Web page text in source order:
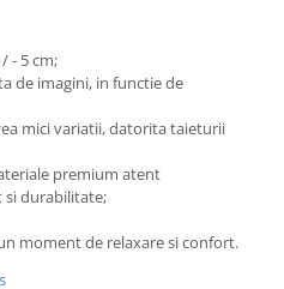
- 5 cm;
de imagini, in functie de
mici variatii, datorita taieturii
premium atent
durabilitate;
moment de relaxare si confort.